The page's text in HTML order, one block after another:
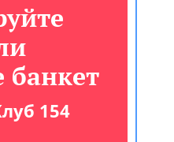
банкет
154